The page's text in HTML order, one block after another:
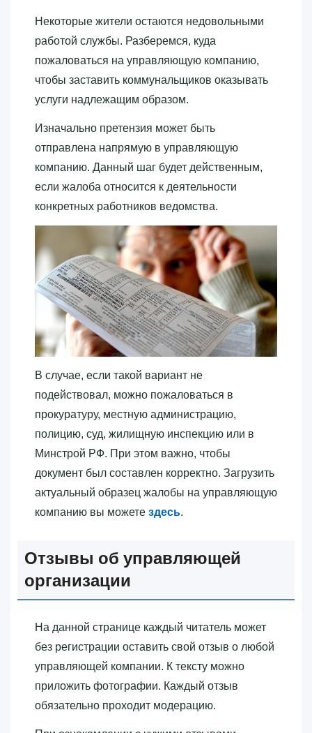
Некоторые жители остаются недовольными
работой службы. Разберемся, куда
пожаловаться на управляющую компанию,
чтобы заставить коммунальщиков оказывать
услуги надлежащим образом.
Изначально претензия может быть
отправлена напрямую в управляющую
компанию. Данный шаг будет действенным,
если жалоба относится к деятельности
конкретных работников ведомства.
В случае, если такой вариант не
подействовал, можно пожаловаться в
прокуратуру, местную администрацию,
полицию, суд, жилищную инспекцию или в
Минстрой РФ. При этом важно, чтобы
документ был составлен корректно. Загрузить
актуальный образец жалобы на управляющую
компанию вы можете здесь.
Отзывы об управляющей
организации
На данной странице каждый читатель может
без регистрации оставить свой отзыв о любой
управляющей компании. К тексту можно
приложить фотографии. Каждый отзыв
обязательно проходит модерацию.